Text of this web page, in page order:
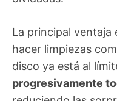
La principal ventaja
hacer limpiezas
disco ya está al
progresivamente